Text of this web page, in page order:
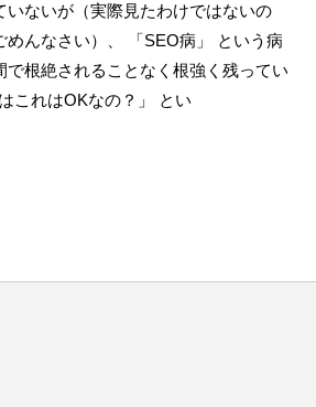
いないが（実際見たわけではないの
めんなさい）、 「SEO病」 という病
で根絶されることなく根強く残ってい
これはOKなの？」 とい